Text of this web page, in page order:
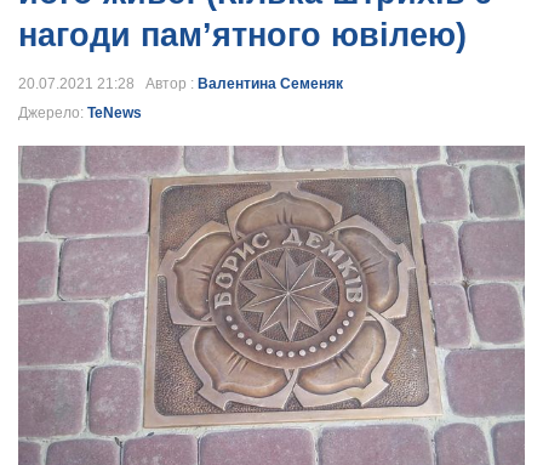
нагоди пам’ятного ювілею)
20.07.2021 21:28 Автор : Валентина Семеняк
Джерело: TeNews